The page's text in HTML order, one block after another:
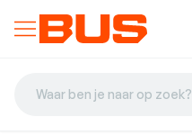
Waar ben je naar op zoek?